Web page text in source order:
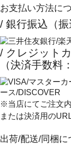
お支払い方法に
/ 銀行振込（振
/ クレジット
（決済手数料
※当店にてご注文
または決済用の
出荷/配送/同梱に